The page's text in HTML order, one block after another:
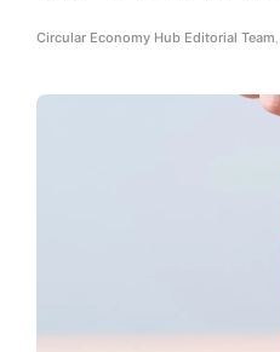
Circular Economy Hub Editorial Team,